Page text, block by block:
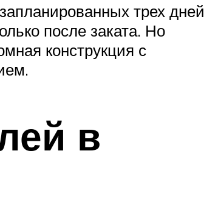
трех дней
после заката. Но
конструкция с
в